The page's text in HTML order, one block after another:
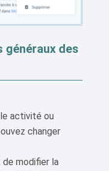
généraux des
activité ou
changer
de modifier la